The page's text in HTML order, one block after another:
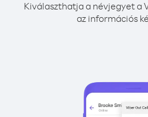
Kiválaszthatja a névjegyet a
az információs